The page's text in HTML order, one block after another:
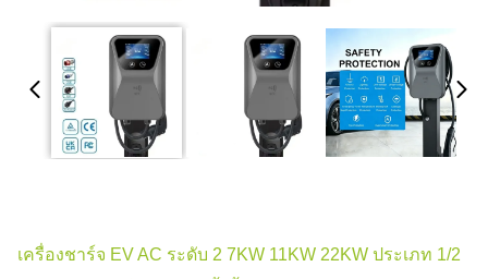
เครื่องชาร์จ EV AC ระดับ 2 7KW 11KW 22KW ประเภท 1/2